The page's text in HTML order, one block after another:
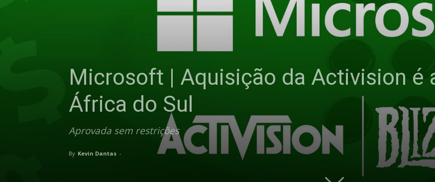
Microsoft | Aquisição da Activision é
África do Sul
Aprovada sem restrições
By Kevin Dantas -